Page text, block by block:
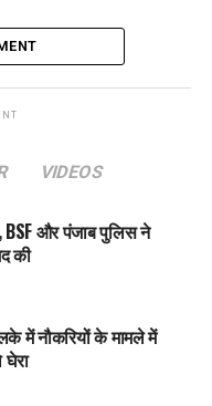
VIDEOS
BSF और पंजाब पुलिस ने
की
में नौकरियों के मामले में